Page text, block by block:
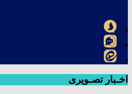
اخـبار تصـویری